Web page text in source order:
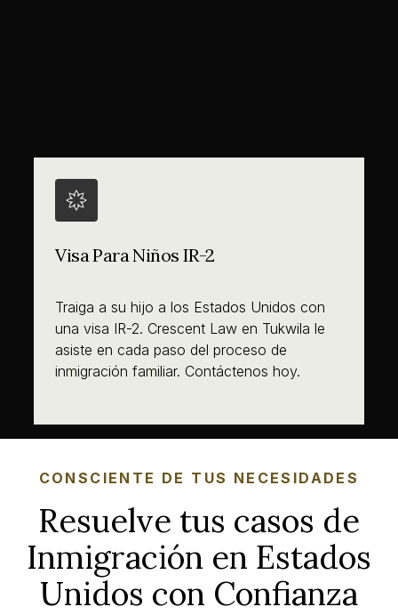
Visa Para Niños IR-2
Traiga a su hijo a los Estados Unidos con
una visa IR-2. Crescent Law en Tukwila le
asiste en cada paso del proceso de
inmigración familiar. Contáctenos hoy.
CONSCIENTE DE TUS NECESIDADES
Resuelve tus casos de
Inmigración en Estados
Unidos con Confianza